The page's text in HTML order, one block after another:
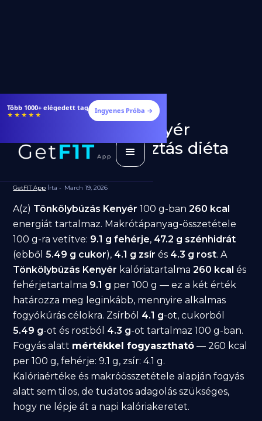
Több 1000+ elégedett tag
★★★★★ Ingyenes Próba →
Tönkölybúzás Kenyér
fogyásra: jó választás diéta
GetFIT App Írta - March 19, 2026
A(z) Tönkölybúzás Kenyér 100 g-ban260 kcal
energiát tartalmaz. Makrótápanyag-összetétele
100 g-ra vetítve: 9.1 g fehérje, 47.2 g szénhidrát
(ebből5.49 g cukor), 4.1 g zsír és 4.3 g rost. A
Tönkölybúzás Kenyér kalóriatartalma260 kcal és
fehérjetartalma 9.1 g per 100 g — ez a két érték
határozza meg leginkább, mennyire alkalmas
fogyókúrás célokra. Zsírból 4.1 g-ot, cukorból
5.49 g-ot és rostból 4.3 g-ot tartalmaz 100 g-ban.
Fogyás alatt mértékkel fogyasztható — 260 kcal
per 100 g, fehérje: 9.1 g, zsír: 4.1 g.
Kalóriaértéke és makróösszetétele alapján fogyás
alatt sem tilos, de tudatos adagolás szükséges,
hogy ne lépje át a napi kalóriakeretet.